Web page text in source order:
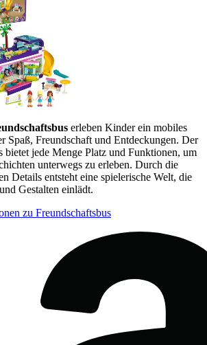
erleben Kinder ein mobiles
Spaß, Freundschaft und Entdeckungen. Der
bietet jede Menge Platz und Funktionen, um
unterwegs zu erleben. Durch die
Details entsteht eine spielerische Welt, die
Gestalten einlädt.
zu Freundschaftsbus